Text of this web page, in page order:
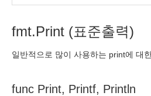
fmt.Print (표준출력)
일반적으로 많이 사용하는 print에 대
func Print, Printf, Println